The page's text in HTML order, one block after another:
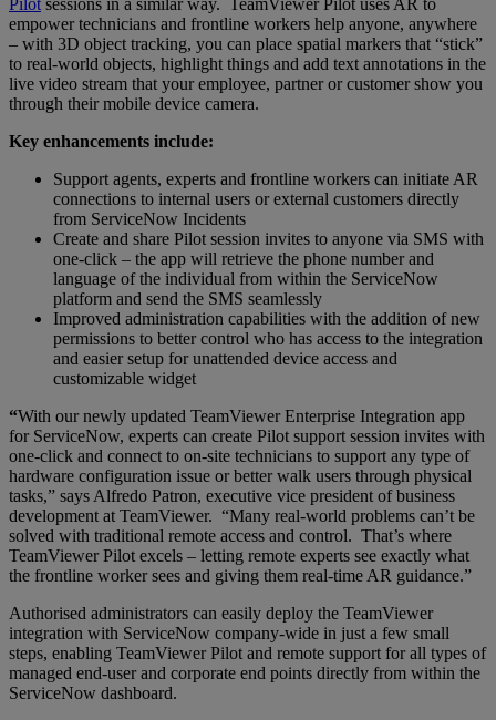
Pilot sessions in a similar way. TeamViewer Pilot uses AR to
empower technicians and frontline workers help anyone, anywhere
– with 3D object tracking, you can place spatial markers that “stick”
to real-world objects, highlight things and add text annotations in the
live video stream that your employee, partner or customer show you
through their mobile device camera.
Key enhancements include:
Support agents, experts and frontline workers can initiate AR
connections to internal users or external customers directly
from ServiceNow Incidents
Create and share Pilot session invites to anyone via SMS with
one-click – the app will retrieve the phone number and
language of the individual from within the ServiceNow
platform and send the SMS seamlessly
Improved administration capabilities with the addition of new
permissions to better control who has access to the integration
and easier setup for unattended device access and
customizable widget
“With our newly updated TeamViewer Enterprise Integration app
for ServiceNow, experts can create Pilot support session invites with
one-click and connect to on-site technicians to support any type of
hardware configuration issue or better walk users through physical
tasks,” says Alfredo Patron, executive vice president of business
development at TeamViewer. “Many real-world problems can’t be
solved with traditional remote access and control. That’s where
TeamViewer Pilot excels – letting remote experts see exactly what
the frontline worker sees and giving them real-time AR guidance.”
Authorised administrators can easily deploy the TeamViewer
integration with ServiceNow company-wide in just a few small
steps, enabling TeamViewer Pilot and remote support for all types of
managed end-user and corporate end points directly from within the
ServiceNow dashboard.